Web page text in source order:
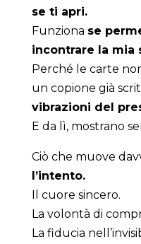
se ti apri.
Funziona se
incontrare la mia
Perché le carte
un copione già
vibrazioni del
E da lì, mostrano
Ciò che muove
l’intento.
Il cuore sincero.
La volontà di
La fiducia